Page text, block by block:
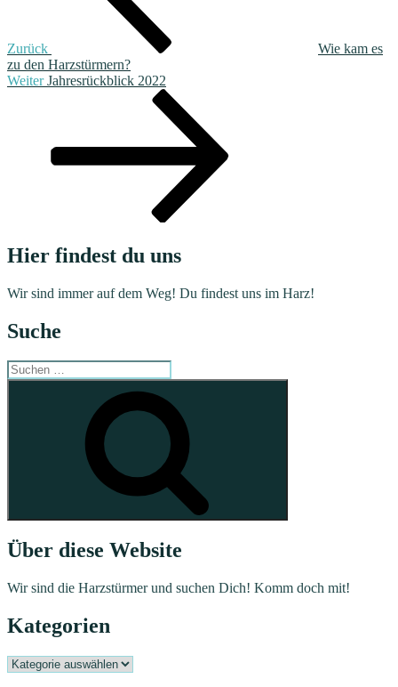
Zurück
Wie kam es
zu den Harzstürmern?
Nächster
Weiter Jahresrückblick 2022
Hier findest du uns
Wir sind immer auf dem Weg! Du findest uns im Harz!
Suche
Suchen
nach:
Über diese Website
Wir sind die Harzstürmer und suchen Dich! Komm doch mit!
Kategorien
Kategorien